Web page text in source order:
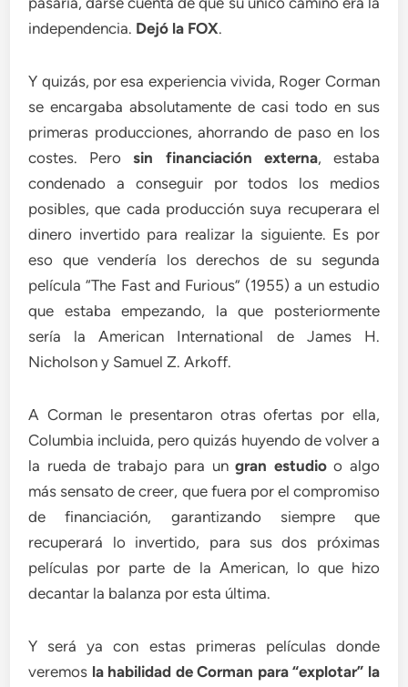
independencia. Dejó la FOX.
Y quizás, por esa experiencia vivida, Roger Corman
se encargaba absolutamente de casi todo en sus
primeras producciones, ahorrando de paso en los
costes. Perosin financiación externa, estaba
condenado a conseguir por todos los medios
posibles, que cada producción suya recuperara el
dinero invertido para realizar la siguiente. Es por
eso que vendería los derechos de su segunda
película “The Fast and Furious” (1955) a un estudio
que estaba empezando, la que posteriormente
sería la American International de James H.
Nicholson y Samuel Z. Arkoff.
A Corman le presentaron otras ofertas por ella,
Columbia incluida, pero quizás huyendo de volver a
la rueda de trabajo para ungran estudioo algo
más sensato de creer, que fuera por el compromiso
de financiación, garantizando siempre que
recuperará lo invertido, para sus dos próximas
películas por parte de la American, lo que hizo
decantar la balanza por esta última.
Y será ya con estas primeras películas donde
veremos la habilidad de Corman para “explotar” la